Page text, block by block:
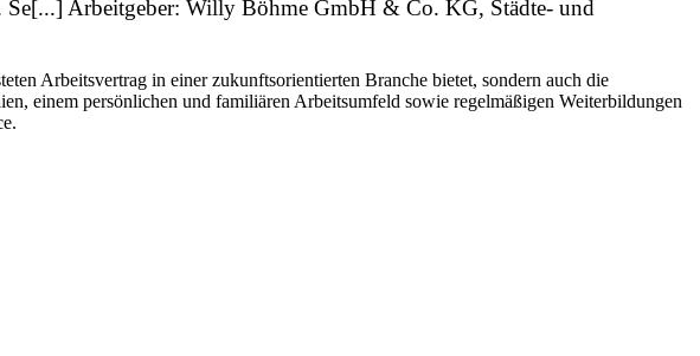
Arbeitgeber: Willy Böhme GmbH & Co. KG, Städte- und
Arbeitsvertrag in einer zukunftsorientierten Branche bietet, sondern auch die
einem persönlichen und familiären Arbeitsumfeld sowie regelmäßigen Weiterbildungen